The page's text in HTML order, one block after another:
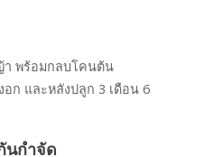
า พร้อมกลบโคนต้น
ก และหลังปลูก 3 เดือน 6
นกำจัด